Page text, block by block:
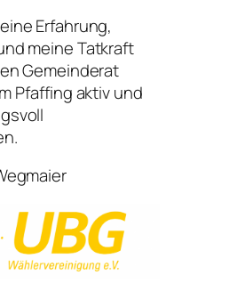
Erfahrung,
meine Tatkraft
Gemeinderat
Pfaffing aktiv und